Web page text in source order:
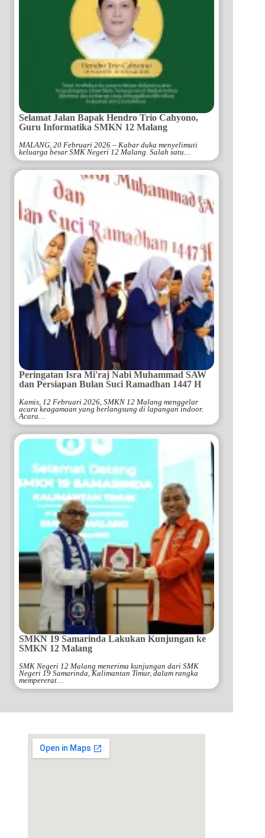
Selamat Jalan Bapak Hendro Trio Cahyono,
Guru Informatika SMKN 12 Malang
MALANG, 20 Februari 2026 – Kabar duka menyelimuti
keluarga besar SMK Negeri 12 Malang. Salah satu…
Peringatan Isra Mi'raj Nabi Muhammad SAW
dan Persiapan Bulan Suci Ramadhan 1447 H
Kamis, 12 Februari 2026, SMKN 12 Malang menggelar
acara keagamaan yang berlangsung di lapangan indoor.
Acara…
SMKN 19 Samarinda Lakukan Kunjungan ke
SMKN 12 Malang
SMK Negeri 12 Malang menerima kunjungan dari SMK
Negeri 19 Samarinda, Kalimantan Timur, dalam rangka
mempererat…